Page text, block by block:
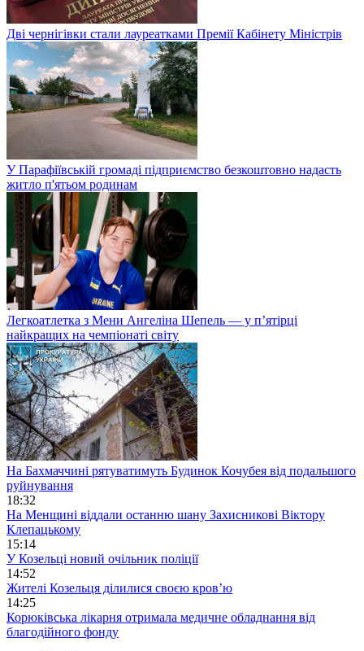
Дві чернігівки стали лауреатками Премії Кабінету Міністрів
У Парафіївській громаді підприємство безкоштовно надасть
житло п'ятьом родинам
Легкоатлетка з Мени Ангеліна Шепель — у п’ятірці
найкращих на чемпіонаті світу
На Бахмаччині рятуватимуть Будинок Кочубея від подальшого
руйнування
18:32
На Менщині віддали останню шану Захисникові Віктору
Клепацькому
15:14
У Козельці новий очільник поліції
14:52
Жителі Козельця ділилися своєю кров’ю
14:25
Корюківська лікарня отримала медичне обладнання від
благодійного фонду